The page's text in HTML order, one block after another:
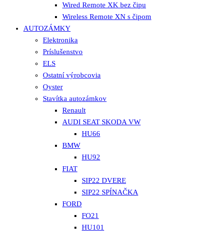
Wired Remote XK bez čipu
Wireless Remote XN s čipom
AUTOZÁMKY
Elektronika
Príslušenstvo
ELS
Ostatní výrobcovia
Oyster
Stavítka autozámkov
Renault
AUDI SEAT SKODA VW
HU66
BMW
HU92
FIAT
SIP22 DVERE
SIP22 SPÍNAČKA
FORD
FO21
HU101